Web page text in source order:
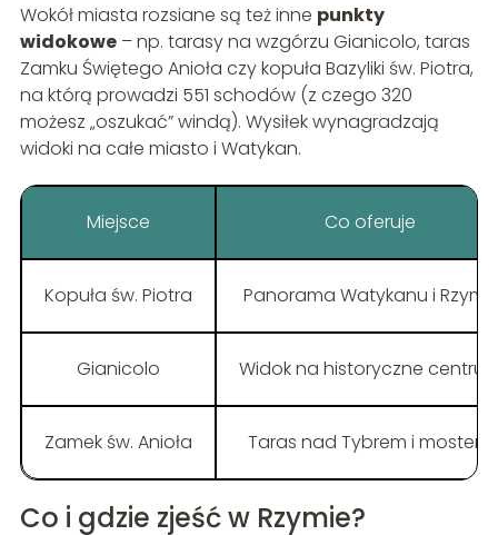
Wokół miasta rozsiane są też inne punkty
widokowe– np. tarasy na wzgórzu Gianicolo, taras
Zamku Świętego Anioła czy kopuła Bazyliki św. Piotra,
na którą prowadzi 551 schodów (z czego 320
możesz „oszukać” windą). Wysiłek wynagradzają
widoki na całe miasto i Watykan.
Miejsce Co oferuje
Kopuła św. Piotra Panorama Watykanu i Rzymu
Gianicolo Widok na historyczne
Zamek św. Anioła Taras nad Tybrem i mostem
Co i gdzie zjeść w Rzymie?